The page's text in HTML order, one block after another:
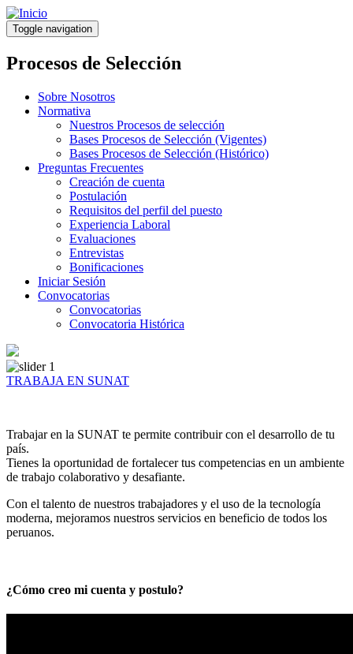
Pasar
al
contenido
principal
Toggle navigation
Procesos de Selección
Sobre Nosotros
Normativa
Nuestros Procesos de selección
Bases Procesos de Selección (Vigentes)
Bases Procesos de Selección (Histórico)
Preguntas Frecuentes
Creación de cuenta
Postulación
Requisitos del perfil del puesto
Experiencia Laboral
Evaluaciones
Entrevistas
Bonificaciones
Iniciar Sesión
Convocatorias
Convocatorias
Convocatoria Histórica
TRABAJA EN SUNAT
Trabajar en la SUNAT te permite contribuir con el desarrollo de tu
país.
Tienes la oportunidad de fortalecer tus competencias en un ambiente
de trabajo colaborativo y desafiante.
Con el talento de nuestros trabajadores y el uso de la tecnología
moderna, mejoramos nuestros servicios en beneficio de todos los
peruanos.
¿Cómo creo mi cuenta y postulo?